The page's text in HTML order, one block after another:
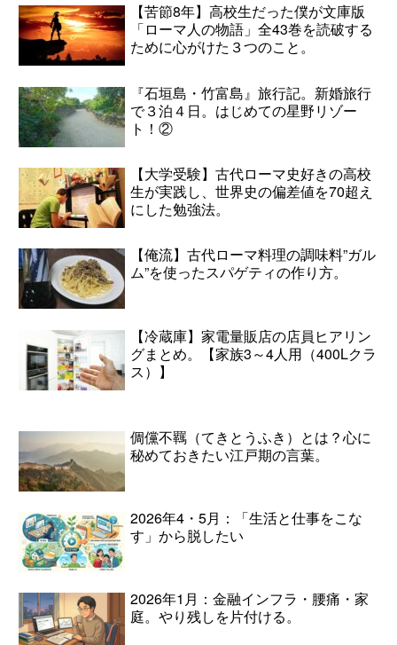
【苦節8年】高校生だった僕が文庫版
「ローマ人の物語」全43巻を読破する
ために心がけた３つのこと。
『石垣島・竹富島』旅行記。新婚旅行
で３泊４日。はじめての星野リゾー
ト！②
【大学受験】古代ローマ史好きの高校
生が実践し、世界史の偏差値を70超え
にした勉強法。
【俺流】古代ローマ料理の調味料”ガル
ム”を使ったスパゲティの作り方。
【冷蔵庫】家電量販店の店員ヒアリン
グまとめ。【家族3～4人用（400Lクラ
ス）】
倜儻不羈（てきとうふき）とは？心に
秘めておきたい江戸期の言葉。
2026年4・5月：「生活と仕事をこな
す」から脱したい
2026年1月：金融インフラ・腰痛・家
庭。やり残しを片付ける。